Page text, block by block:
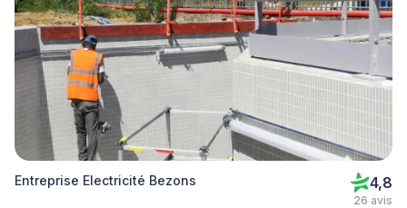
Entreprise Electricité Bezons 4,8
26 avis